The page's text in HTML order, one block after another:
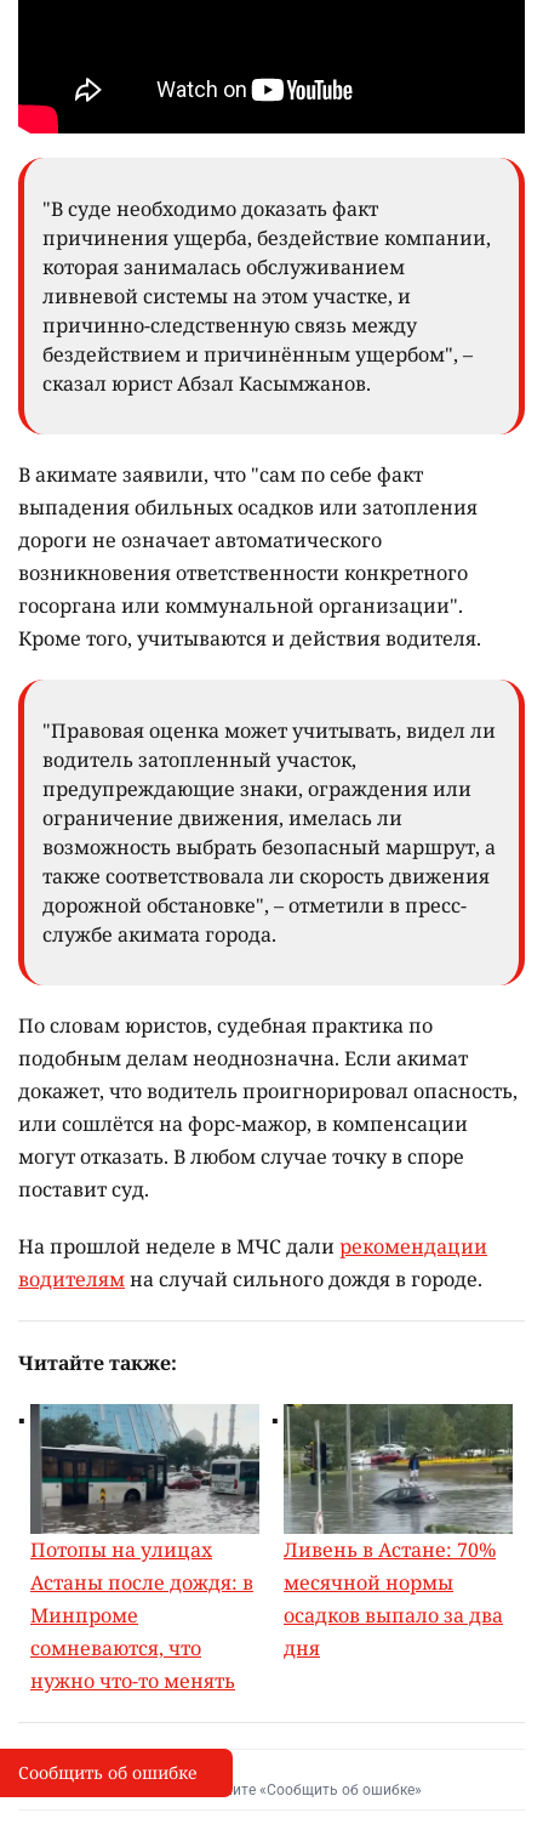
"В суде необходимо доказать факт
причинения ущерба, бездействие компании,
которая занималась обслуживанием
ливневой системы на этом участке, и
причинно-следственную связь между
бездействием и причинённым ущербом", –
сказал юрист Абзал Касымжанов.
В акимате заявили, что "сам по себе факт
выпадения обильных осадков или затопления
дороги не означает автоматического
возникновения ответственности конкретного
госоргана или коммунальной организации".
Кроме того, учитываются и действия водителя.
"Правовая оценка может учитывать, видел ли
водитель затопленный участок,
предупреждающие знаки, ограждения или
ограничение движения, имелась ли
возможность выбрать безопасный маршрут, а
также соответствовала ли скорость движения
дорожной обстановке", – отметили в пресс-
службе акимата города.
По словам юристов, судебная практика по
подобным делам неоднозначна. Если акимат
докажет, что водитель проигнорировал опасность,
или сошлётся на форс-мажор, в компенсации
могут отказать. В любом случае точку в споре
поставит суд.
На прошлой неделе в МЧС далирекомендации
водителямна случай сильного дождя в городе.
Читайте также:
Потопы на улицах
Астаны после дождя: в
Минпроме
сомневаются, что
нужно что-то менять
Ливень в Астане: 70%
месячной нормы
осадков выпало за два
дня
I
Сообщить об опечатке
Выделите фрагмент и нажмите «Сообщить об ошибке»
Сообщить об ошибке